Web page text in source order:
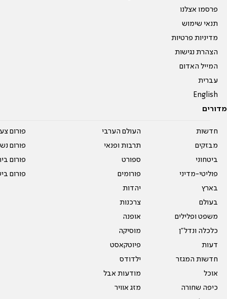
פרסמו אצלנו
תנאי שימוש
מדיניות פרטיות
הצהרת נגישות
המייל האדום
עברית
English
מדורים
חדשות
מבזקים
ביטחוני
פוליטי-מדיני
בארץ
בעולם
משפט ופלילים
כלכלה ונדל"ן
דעות
חדשות המגזר
אוכל
כיפה שחורה
העולם הערבי
תרבות ופנאי
ספורט
פורומים
יהדות
צרכנות
אופנה
מוסיקה
פיוטקאסט
ילדודס
מודעות אבל
מזג אוויר
פורום
פורום
פורום
פורום